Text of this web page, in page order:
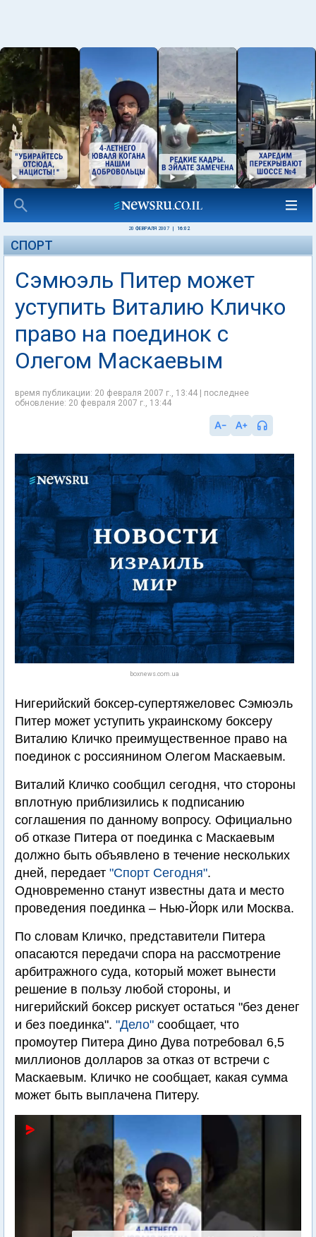
20 ФЕВРАЛЯ 2007 16:02
СПОРТ
Сэмюэль Питер может
уступить Виталию Кличко
право на поединок с
Олегом Маскаевым
время публикации: 20 февраля 2007 г., 13:44 | последнее
обновление: 20 февраля 2007 г., 13:44
boxnews.com.ua
Нигерийский боксер-супертяжеловес Сэмюэль
Питер может уступить украинскому боксеру
Виталию Кличко преимущественное право на
поединок с россиянином Олегом Маскаевым.
Виталий Кличко сообщил сегодня, что стороны
вплотную приблизились к подписанию
соглашения по данному вопросу. Официально
об отказе Питера от поединка с Маскаевым
должно быть объявлено в течение нескольких
дней, передает "Спорт Сегодня".
Одновременно станут известны дата и место
проведения поединка – Нью-Йорк или Москва.
По словам Кличко, представители Питера
опасаются передачи спора на рассмотрение
арбитражного суда, который может вынести
решение в пользу любой стороны, и
нигерийский боксер рискует остаться "без денег
и без поединка". "Дело" сообщает, что
промоутер Питера Дино Дува потребовал 6,5
миллионов долларов за отказ от встречи с
Маскаевым. Кличко не сообщает, какая сумма
может быть выплачена Питеру.